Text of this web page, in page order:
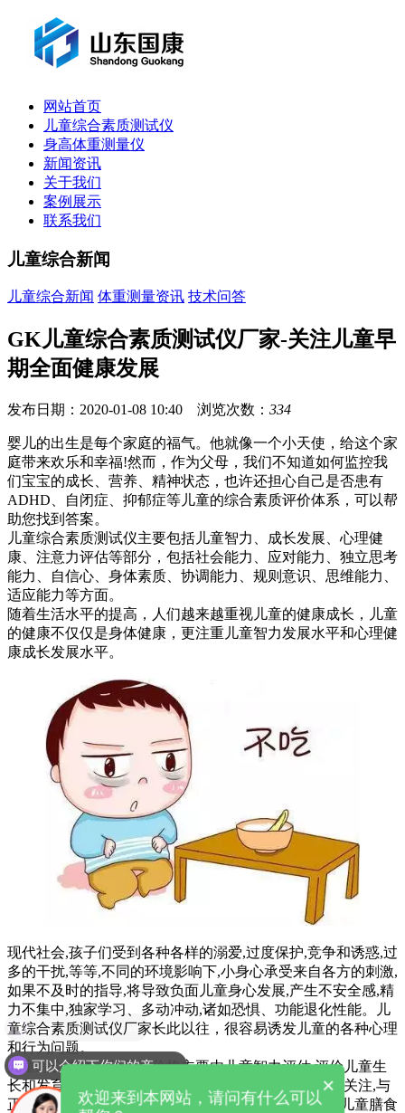
网站首页
儿童综合素质测试仪
身高体重测量仪
新闻资讯
关于我们
案例展示
联系我们
儿童综合新闻
儿童综合新闻 体重测量资讯 技术问答
GK儿童综合素质测试仪厂家-关注儿童早
期全面健康发展
发布日期：2020-01-08 10:40 浏览次数： 334
婴儿的出生是每个家庭的福气。他就像一个小天使，给这个家
庭带来欢乐和幸福!然而，作为父母，我们不知道如何监控我
们宝宝的成长、营养、精神状态，也许还担心自己是否患有
ADHD、自闭症、抑郁症等儿童的综合素质评价体系，可以帮
助您找到答案。
儿童综合素质测试仪主要包括儿童智力、成长发展、心理健
康、注意力评估等部分，包括社会能力、应对能力、独立思考
能力、自信心、身体素质、协调能力、规则意识、思维能力、
适应能力等方面。
随着生活水平的提高，人们越来越重视儿童的健康成长，儿童
的健康不仅仅是身体健康，更注重儿童智力发展水平和心理健
康成长发展水平。
现代社会,孩子们受到各种各样的溺爱,过度保护,竞争和诱惑,过
多的干扰,等等,不同的环境影响下,小身心承受来自各方的刺激,
如果不及时的指导,将导致负面儿童身心发展,产生不安全感,精
力不集中,独家学习、多动冲动,诸如恐惧、功能退化性能。儿
童综合素质测试仪厂家长此以往，很容易诱发儿童的各种心理
和行为问题。
儿童综合素质评价系统价格主要由儿童智力评估,评价儿童生
长和发育,儿童心理健康评估、评价四个部分对儿童的关注,与
正常儿童常用的测试和儿童卫生保健医学数据库以及儿童膳食
可以介绍下你们的产品么
现在有优惠活动吗
×
欢迎来到本网站，请问有什么可以